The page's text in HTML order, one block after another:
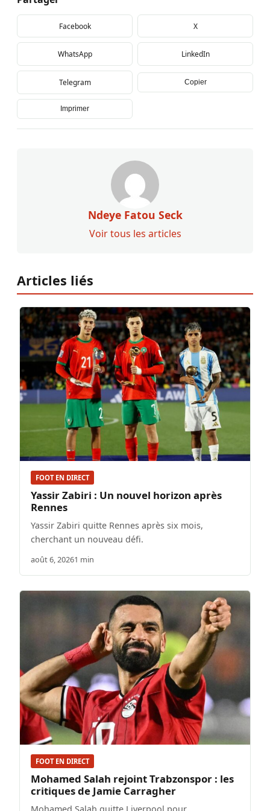
Facebook X
WhatsApp LinkedIn
Telegram Copier
Imprimer
Ndeye Fatou Seck
Voir tous les articles
Articles liés
FOOT EN DIRECT
Yassir Zabiri : Un nouvel horizon après
Rennes
Yassir Zabiri quitte Rennes après six mois,
cherchant un nouveau défi.
août 6, 20261 min
FOOT EN DIRECT
Mohamed Salah rejoint Trabzonspor : les
critiques de Jamie Carragher